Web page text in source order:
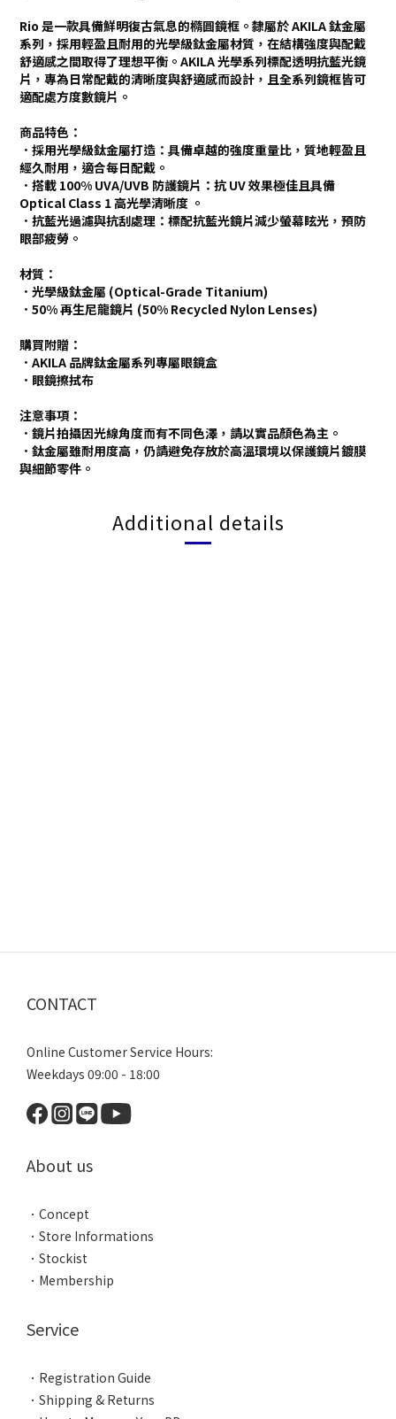
Rio 是一款具備鮮明復古氣息的橢圓鏡框。隸屬於 AKILA 鈦金屬
系列，採用輕盈且耐用的光學級鈦金屬材質，在結構強度與配戴
舒適感之間取得了理想平衡。AKILA 光學系列標配透明抗藍光鏡
片，專為日常配戴的清晰度與舒適感而設計，且全系列鏡框皆可
適配處方度數鏡片。
商品特色：
．採用光學級鈦金屬打造：具備卓越的強度重量比，質地輕盈且
經久耐用，適合每日配戴。
．搭載 100% UVA/UVB 防護鏡片：抗 UV 效果極佳且具備
Optical Class 1 高光學清晰度 。
．抗藍光過濾與抗刮處理：標配抗藍光鏡片減少螢幕眩光，預防
眼部疲勞。
材質：
．光學級鈦金屬 (Optical-Grade Titanium)
．50% 再生尼龍鏡片 (50% Recycled Nylon Lenses)
購買附贈：
．AKILA 品牌鈦金屬系列專屬眼鏡盒
．眼鏡擦拭布
注意事項：
．鏡片拍攝因光線角度而有不同色澤，請以實品顏色為主。
．鈦金屬雖耐用度高，仍請避免存放於高溫環境以保護鏡片鍍膜
與細節零件。
Additional details
CONTACT
Online Customer Service Hours:
Weekdays 09:00 - 18:00
About us
． Concept
． Store Informations
． Stockist
． Membership
Service
． Registration Guide
． Shipping & Returns